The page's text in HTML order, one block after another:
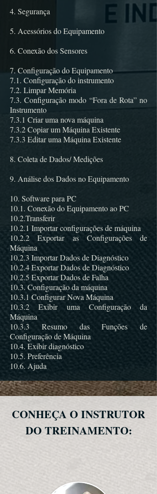
4. Segurança
5. Acessórios do Equipamento
6. Conexão dos Sensores
7. Configuração do Equipamento
7.1. Configuração do instrumento
7.2. Limpar Memória
7.3. Configuração modo “Fora de Rota” no
Instrumento
7.3.1 Criar uma nova máquina
7.3.2 Copiar um Máquina Existente
7.3.3 Editar uma Máquina Existente
8. Coleta de Dados/ Medições
9. Análise dos Dados no Equipamento
10. Software para PC
10.1. Conexão do Equipamento ao PC
10.2.Transferir
10.2.1 Importar configurações de máquina
10.2.2 Exportar as Configurações de
Máquina
10.2.3 Importar Dados de Diagnóstico
10.2.4 Exportar Dados de Diagnóstico
10.2.5 Exportar Dados de Falha
10.3. Configuração da máquina
10.3.1 Configurar Nova Máquina
10.3.2 Exibir uma Configuração da
Máquina
10.3.3 Resumo das Funções de
Configuração de Máquina
10.4. Exibir diagnóstico
10.5. Preferência
10.6. Ajuda
CONHEÇA O INSTRUTOR
DO TREINAMENTO: